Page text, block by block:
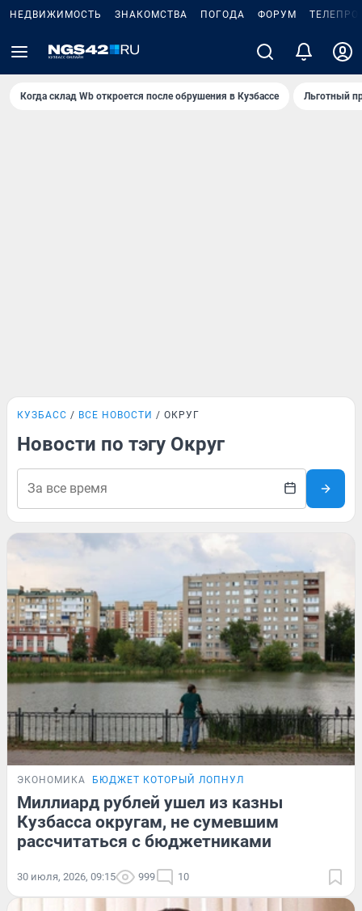
НЕДВИЖИМОСТЬ ЗНАКОМСТВА ПОГОДА ФОРУМ
Когда склад Wb откроется после обрушения в Кузбассе Льготный
КУЗБАСС ВСЕ НОВОСТИ ОКРУГ
Новости по тэгу Округ
ЭКОНОМИКА БЮДЖЕТ КОТОРЫЙ ЛОПНУЛ
Миллиард рублей ушел из казны
Кузбасса округам, не сумевшим
рассчитаться с бюджетниками
30 июля, 2026, 09:15 999 10